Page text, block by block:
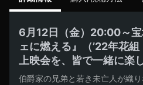
6月12日（金）20:00～
ェに燃える』（’22年花
上映会を、皆で一緒に楽
伯爵家の兄弟と若き未亡人が織